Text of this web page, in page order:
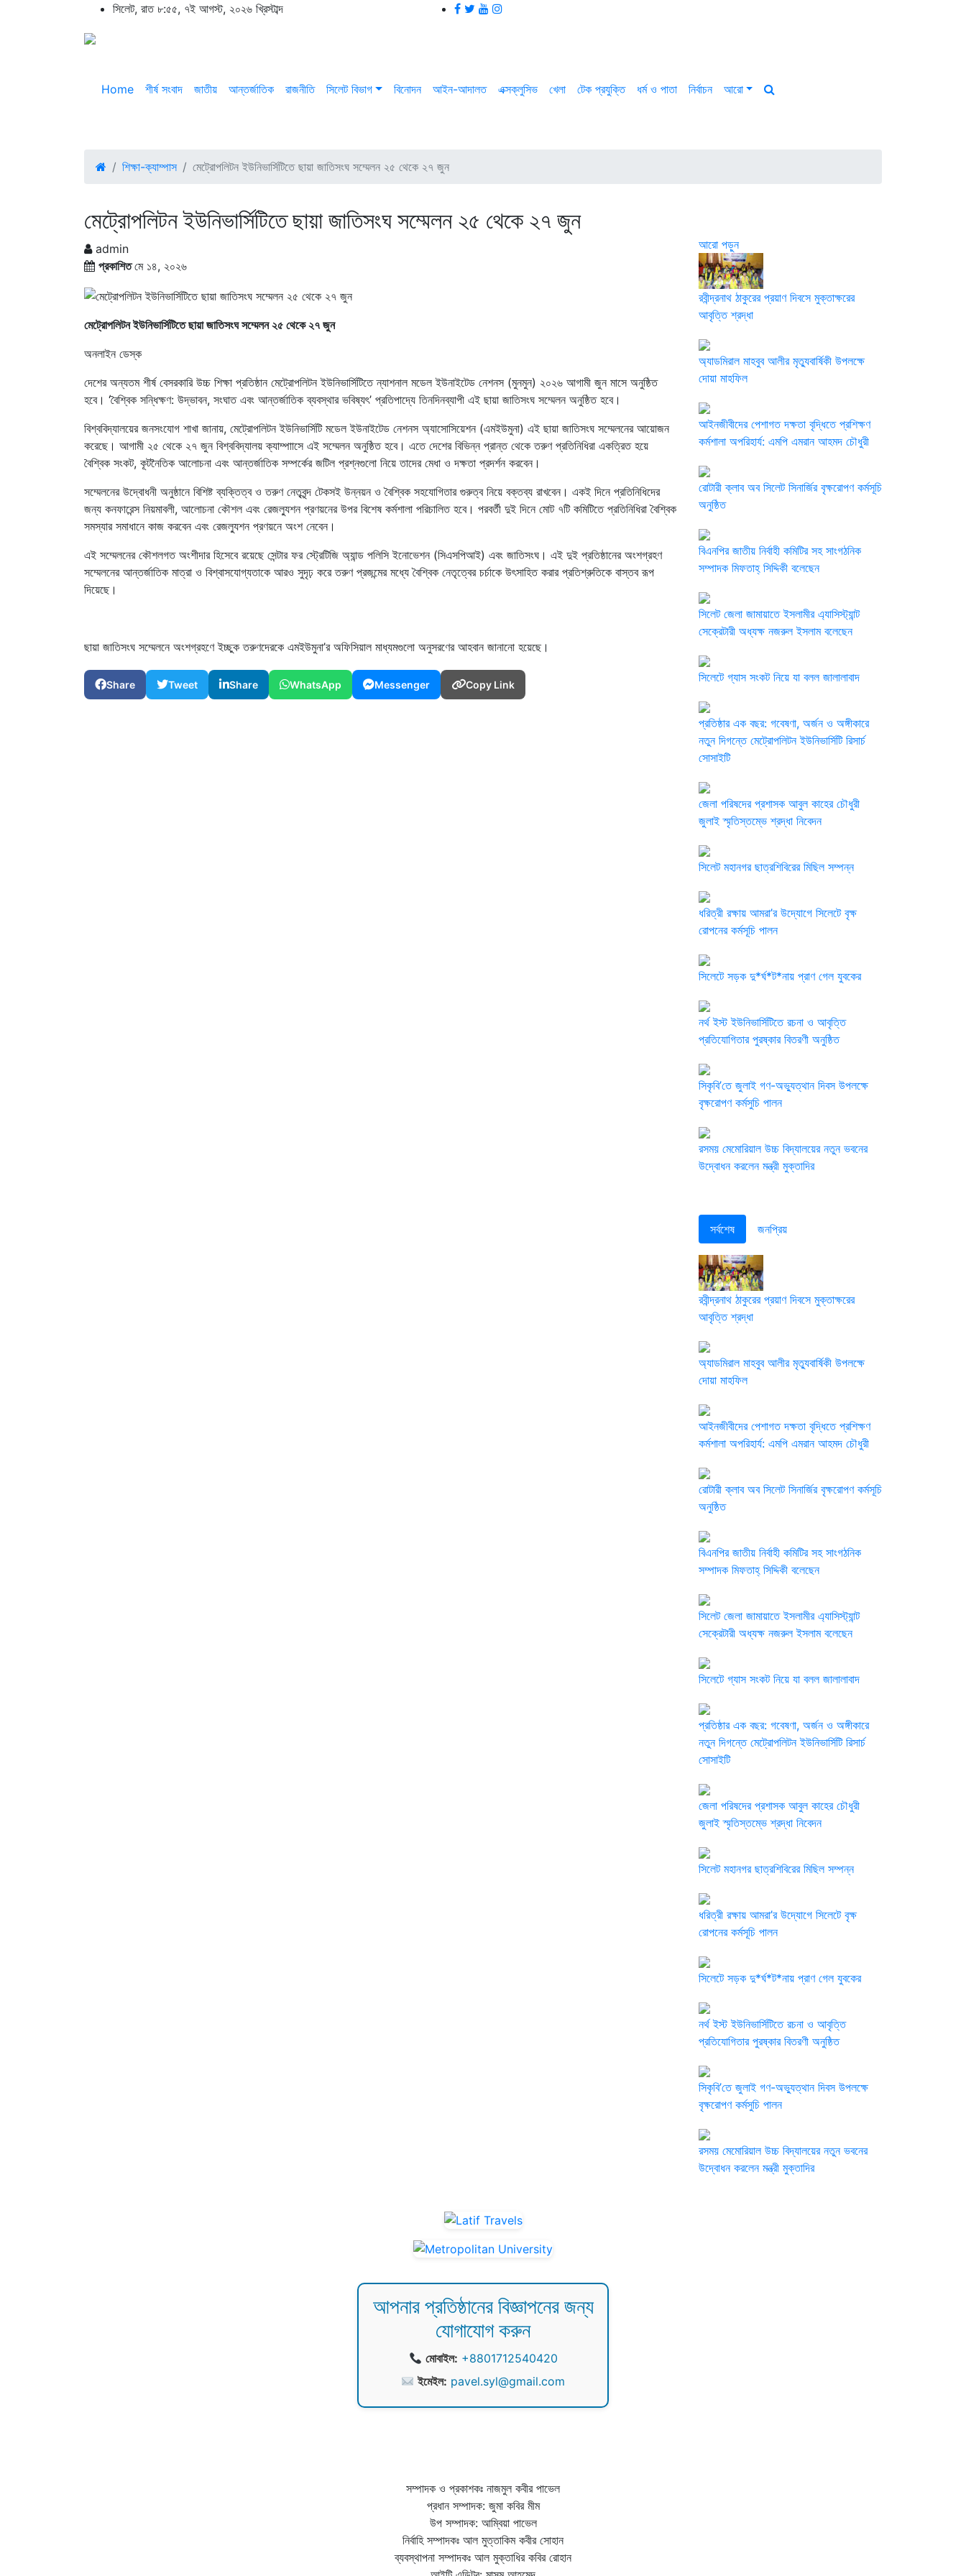
সিলেট, রাত ৮:৫৫, ৭ই আগস্ট, ২০২৬ খ্রিস্টাব্দ
Home শীর্ষ সংবাদ জাতীয় আন্তর্জাতিক রাজনীতি সিলেট বিভাগ বিনোদন আইন-আদালত এক্সক্লুসিভ খেলা টেক প্রযুক্তি ধর্ম ও পাতা নির্বাচন আরো
শিক্ষা-ক্যাম্পাস মেট্রোপলিটন ইউনিভার্সিটিতে ছায়া জাতিসংঘ সম্মেলন ২৫ থেকে ২৭ জুন
মেট্রোপলিটন ইউনিভার্সিটিতে ছায়া জাতিসংঘ সম্মেলন ২৫ থেকে ২৭ জুন
admin
প্রকাশিতমে ১৪, ২০২৬
মেট্রোপলিটন ইউনিভার্সিটিতে ছায়া জাতিসংঘ সম্মেলন ২৫ থেকে ২৭ জুন
অনলাইন ডেস্ক
দেশের অন্যতম শীর্ষ বেসরকারি উচ্চ শিক্ষা প্রতিষ্ঠান মেট্রোপলিটন ইউনিভার্সিটিতে ন্যাশনাল মডেল ইউনাইটেড নেশনস (মুনমুন) ২০২৬ আগামী জুন মাসে অনুষ্ঠিত
হবে। ‘বৈশ্বিক সন্ধিক্ষণ: উদ্ভাবন, সংঘাত এবং আন্তর্জাতিক ব্যবস্থার ভবিষ্যৎ’ প্রতিপাদ্যে তিনদিনব্যাপী এই ছায়া জাতিসংঘ সম্মেলন অনুষ্ঠিত হবে।
বিশ্ববিদ্যালয়ের জনসংযোগ শাখা জানায়, মেট্রোপলিটন ইউনিভার্সিটি মডেল ইউনাইটেড নেশনস অ্যাসোসিয়েশন (এমইউমুনা) এই ছায়া জাতিসংঘ সম্মেলনের আয়োজন
করেছে। আগামী ২৫ থেকে ২৭ জুন বিশ্ববিদ্যালয় ক্যাম্পাাসে এই সম্মেলন অনুষ্ঠিত হবে। এতে দেশের বিভিন্ন প্রান্ত থেকে তরুণ প্রতিনিধিরা একত্রিত হয়ে
বৈশ্বিক সংকট, কূটনৈতিক আলোচনা এবং আন্তর্জাতিক সম্পর্কের জটিল প্রশ্নগুলো নিয়ে তাদের মেধা ও দক্ষতা প্রদর্শন করবেন।
সম্মেলনের উদ্বোধনী অনুষ্ঠানে বিশিষ্ট ব্যক্তিত্ব ও তরুণ নেতৃবৃন্দ টেকসই উন্নয়ন ও বৈশ্বিক সহযোগিতার গুরুত্ব নিয়ে বক্তব্য রাখবেন। একই দিনে প্রতিনিধিদের
জন্য কনফারেন্স নিয়মাবলী, আলোচনা কৌশল এবং রেজল্যুশন প্রণয়নের উপর বিশেষ কর্মশালা পরিচালিত হবে। পরবর্তী দুই দিনে মোট ৭টি কমিটিতে প্রতিনিধিরা বৈশ্বিক
সমস্যার সমাধানে কাজ করবেন এবং রেজল্যুশন প্রণয়নে অংশ নেবেন।
এই সম্মেলনের কৌশলগত অংশীদার হিসেবে রয়েছে সেন্টার ফর স্ট্রেটিজি অ্যান্ড পলিসি ইনোভেশন (সিএসপিআই) এবং জাতিসংঘ। এই দুই প্রতিষ্ঠানের অংশগ্রহণ
সম্মেলনের আন্তর্জাতিক মাত্রা ও বিশ্বাসযোগ্যতাকে আরও সুদৃঢ় করে তরুণ প্রজন্মের মধ্যে বৈশ্বিক নেতৃত্বের চর্চাকে উৎসাহিত করার প্রতিশ্রুতিকে বাস্তব রূপ
দিয়েছে।
ছায়া জাতিসংঘ সম্মেলনে অংশগ্রহণে ইচ্ছুক তরুণদেরকে এমইউমুনা’র অফিসিয়াল মাধ্যমগুলো অনুসরণের আহবান জানানো হয়েছে।
Share Tweet Share WhatsApp Messenger Copy Link
আরো পড়ুন
রবীন্দ্রনাথ ঠাকুরের প্রয়াণ দিবসে মুক্তাক্ষরের
আবৃত্তি শ্রদ্ধা
অ্যাডমিরাল মাহবুব আলীর মৃত্যুবার্ষিকী উপলক্ষে
দোয়া মাহফিল
‎আইনজীবীদের পেশাগত দক্ষতা বৃদ্ধিতে প্রশিক্ষণ
কর্মশালা অপরিহার্য: এমপি এমরান আহমদ চৌধুরী
রোটারী ক্লাব অব সিলেট সিনার্জির বৃক্ষরোপণ কর্মসূচি
অনুষ্ঠিত
বিএনপির জাতীয় নির্বাহী কমিটির সহ সাংগঠনিক
সম্পাদক মিফতাহ্ সিদ্দিকী বলেছেন
সিলেট জেলা জামায়াতে ইসলামীর এ্যাসিস্ট্যান্ট
সেক্রেটারী অধ্যক্ষ নজরুল ইসলাম বলেছেন
সিলেটে গ্যাস সংকট নিয়ে যা বলল জালালাবাদ
প্রতিষ্ঠার এক বছর: গবেষণা, অর্জন ও অঙ্গীকারে
নতুন দিগন্তে মেট্রোপলিটন ইউনিভার্সিটি রিসার্চ
সোসাইটি
জেলা পরিষদের প্রশাসক আবুল কাহের চৌধুরী
জুলাই স্মৃতিস্তম্ভে শ্রদ্ধা নিবেদন
সিলেট মহানগর ছাত্রশিবিরের মিছিল সম্পন্ন
ধরিত্রী রক্ষায় আমরা’র উদ্যোগে সিলেটে বৃক্ষ
রোপনের কর্মসূচি পালন
সিলেটে সড়ক দু*র্ঘ*ট*নায় প্রাণ গেল যুবকের
নর্থ ইস্ট ইউনিভার্সিটিতে রচনা ও আবৃত্তি
প্রতিযোগিতার পুরষ্কার বিতরণী অনুষ্ঠিত
সিকৃবি’তে জুলাই গণ-অভ্যুত্থান দিবস উপলক্ষে
বৃক্ষরোপণ কর্মসুচি পালন
রসময় মেমোরিয়াল উচ্চ বিদ্যালয়ের নতুন ভবনের
উদ্বোধন করলেন মন্ত্রী মুক্তাদির
সর্বশেষ জনপ্রিয়
রবীন্দ্রনাথ ঠাকুরের প্রয়াণ দিবসে মুক্তাক্ষরের
আবৃত্তি শ্রদ্ধা
অ্যাডমিরাল মাহবুব আলীর মৃত্যুবার্ষিকী উপলক্ষে
দোয়া মাহফিল
‎আইনজীবীদের পেশাগত দক্ষতা বৃদ্ধিতে প্রশিক্ষণ
কর্মশালা অপরিহার্য: এমপি এমরান আহমদ চৌধুরী
রোটারী ক্লাব অব সিলেট সিনার্জির বৃক্ষরোপণ কর্মসূচি
অনুষ্ঠিত
বিএনপির জাতীয় নির্বাহী কমিটির সহ সাংগঠনিক
সম্পাদক মিফতাহ্ সিদ্দিকী বলেছেন
সিলেট জেলা জামায়াতে ইসলামীর এ্যাসিস্ট্যান্ট
সেক্রেটারী অধ্যক্ষ নজরুল ইসলাম বলেছেন
সিলেটে গ্যাস সংকট নিয়ে যা বলল জালালাবাদ
প্রতিষ্ঠার এক বছর: গবেষণা, অর্জন ও অঙ্গীকারে
নতুন দিগন্তে মেট্রোপলিটন ইউনিভার্সিটি রিসার্চ
সোসাইটি
জেলা পরিষদের প্রশাসক আবুল কাহের চৌধুরী
জুলাই স্মৃতিস্তম্ভে শ্রদ্ধা নিবেদন
সিলেট মহানগর ছাত্রশিবিরের মিছিল সম্পন্ন
ধরিত্রী রক্ষায় আমরা’র উদ্যোগে সিলেটে বৃক্ষ
রোপনের কর্মসূচি পালন
সিলেটে সড়ক দু*র্ঘ*ট*নায় প্রাণ গেল যুবকের
নর্থ ইস্ট ইউনিভার্সিটিতে রচনা ও আবৃত্তি
প্রতিযোগিতার পুরষ্কার বিতরণী অনুষ্ঠিত
সিকৃবি’তে জুলাই গণ-অভ্যুত্থান দিবস উপলক্ষে
বৃক্ষরোপণ কর্মসুচি পালন
রসময় মেমোরিয়াল উচ্চ বিদ্যালয়ের নতুন ভবনের
উদ্বোধন করলেন মন্ত্রী মুক্তাদির
আপনার প্রতিষ্ঠানের বিজ্ঞাপনের জন্য
যোগাযোগ করুন
মোবাইল: +8801712540420
ইমেইল: pavel.syl@gmail.com
সম্পাদক ও প্রকাশকঃ নাজমুল কবীর পাভেল
প্রধান সম্পাদক: জুমা কবির মীম
উপ সম্পাদক: আম্বিয়া পাভেল
নির্বাহি সম্পাদকঃ আল মুত্তাকিম কবীর সোহান
ব্যবস্থাপনা সম্পাদকঃ আল মুক্তাধির কবির রোহান